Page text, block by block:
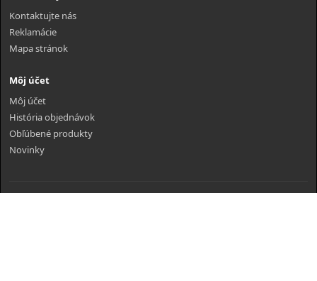
Kontaktujte nás
Reklamácie
Mapa stránok
Môj účet
Môj účet
História objednávok
Obľúbené produkty
Novinky